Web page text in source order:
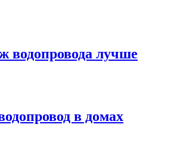
водопровода лучше
в домах